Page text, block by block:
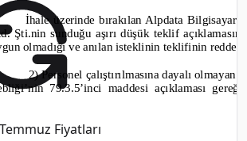
Fiyatları
İhale üzerinde bırakılan Alpdata
Şti.nin sunduğu aşırı düşük teklif
olmadığı ve anılan isteklinin teklifinin
2) Personel çalıştırılmasına dayalı
79.3.5’inci maddesi açıklaması